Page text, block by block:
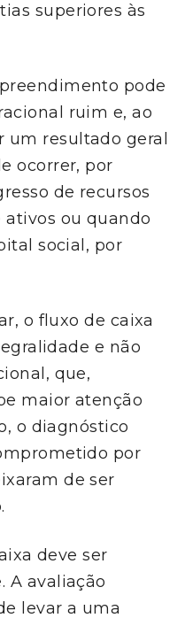
superiores às
pode
ruim e, ao
resultado geral
ocorrer, por
de recursos
ou quando
social, por
o fluxo de caixa
e não
que,
maior atenção
o diagnóstico
por
de ser
deve ser
A avaliação
levar a uma